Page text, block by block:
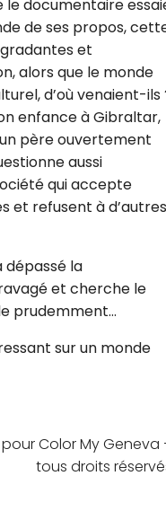
le documentaire
de ses propos,
et
alors que le monde
d’où venaient-ils
enfance à Gibraltar,
père ouvertement
aussi
qui accepte
et refusent à d’autres
dépassé la
et cherche le
prudemment…
sur un monde
Color My Geneva
tous droits